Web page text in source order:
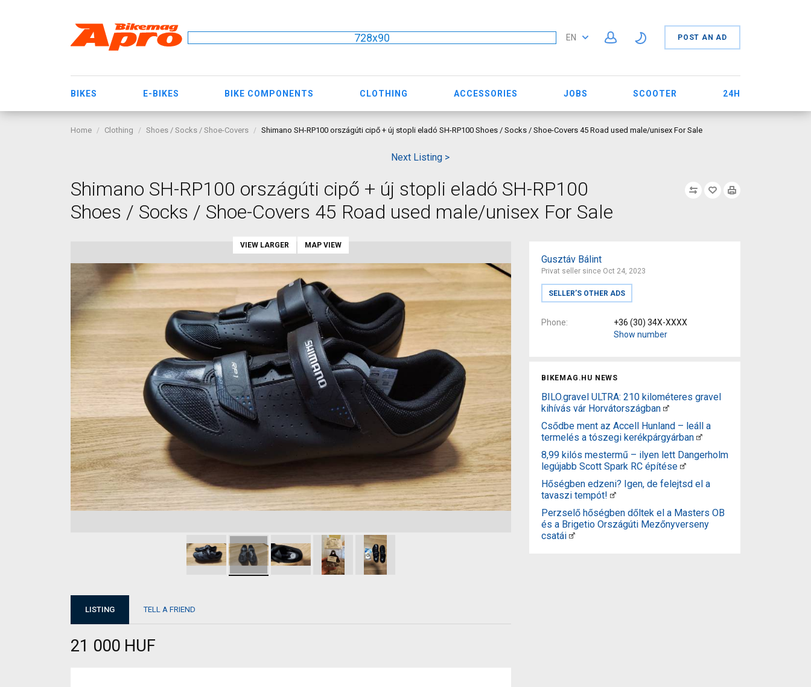
728x90 EN POST AN AD
BIKES E-BIKES BIKE COMPONENTS CLOTHING ACCESSORIES JOBS SCOOTER 24H
Home Clothing Shoes / Socks / Shoe-Covers Shimano SH-RP100 országúti cipő + új stopli eladó SH-RP100 Shoes / Socks / Shoe-Covers 45 Road used male/unisex For Sale
Next Listing >
Shimano SH-RP100 országúti cipő + új stopli eladó SH-RP100
Shoes / Socks / Shoe-Covers 45 Road used male/unisex For Sale
Gusztáv Bálint
Privat seller since Oct 24, 2023
SELLER’S OTHER ADS
Phone
+36 (30) 34X-XXXX
Show number
BIKEMAG.HU NEWS
BILO.gravel ULTRA: 210 kilométeres gravel
kihívás vár Horvátországban
Csődbe ment az Accell Hunland – leáll a
termelés a tószegi kerékpárgyárban
8,99 kilós mestermű – ilyen lett Dangerholm
legújabb Scott Spark RC építése
Hőségben edzeni? Igen, de felejtsd el a
tavaszi tempót!
Perzselő hőségben dőltek el a Masters OB
és a Brigetio Országúti Mezőnyverseny
csatái
VIEW LARGER MAP VIEW
LISTING TELL A FRIEND
21 000 HUF